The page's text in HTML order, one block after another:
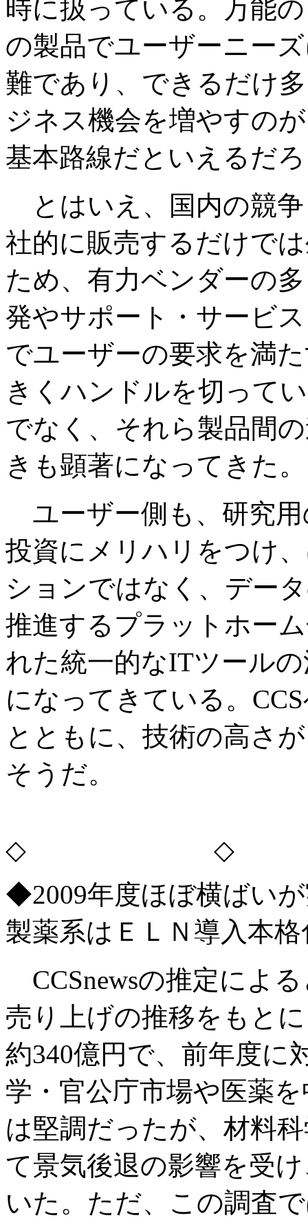
時に扱っている。万能
の製品でユーザーニー
難であり、できるだけ
ジネス機会を増やすの
基本路線だといえるだ
とはいえ、国内の競
社的に販売するだけで
ため、有力ベンダーの
発やサポート・サービ
でユーザーの要求を満
きくハンドルを切って
でなく、それら製品間
きも顕著になってきた。
ユーザー側も、研究
投資にメリハリをつけ
ションではなく、デー
推進するプラットホー
れた統一的なITツール
になってきている。
とともに、技術の高さ
そうだ。
◇ ◇
◆2009年度ほぼ横ばい
製薬系はＥＬＮ導入本格
CCSnewsの推定によ
売り上げの推移をもと
約340億円で、前年度に
学・官公庁市場や医薬
は堅調だったが、材料
て景気後退の影響を受
いた。ただ、この調査